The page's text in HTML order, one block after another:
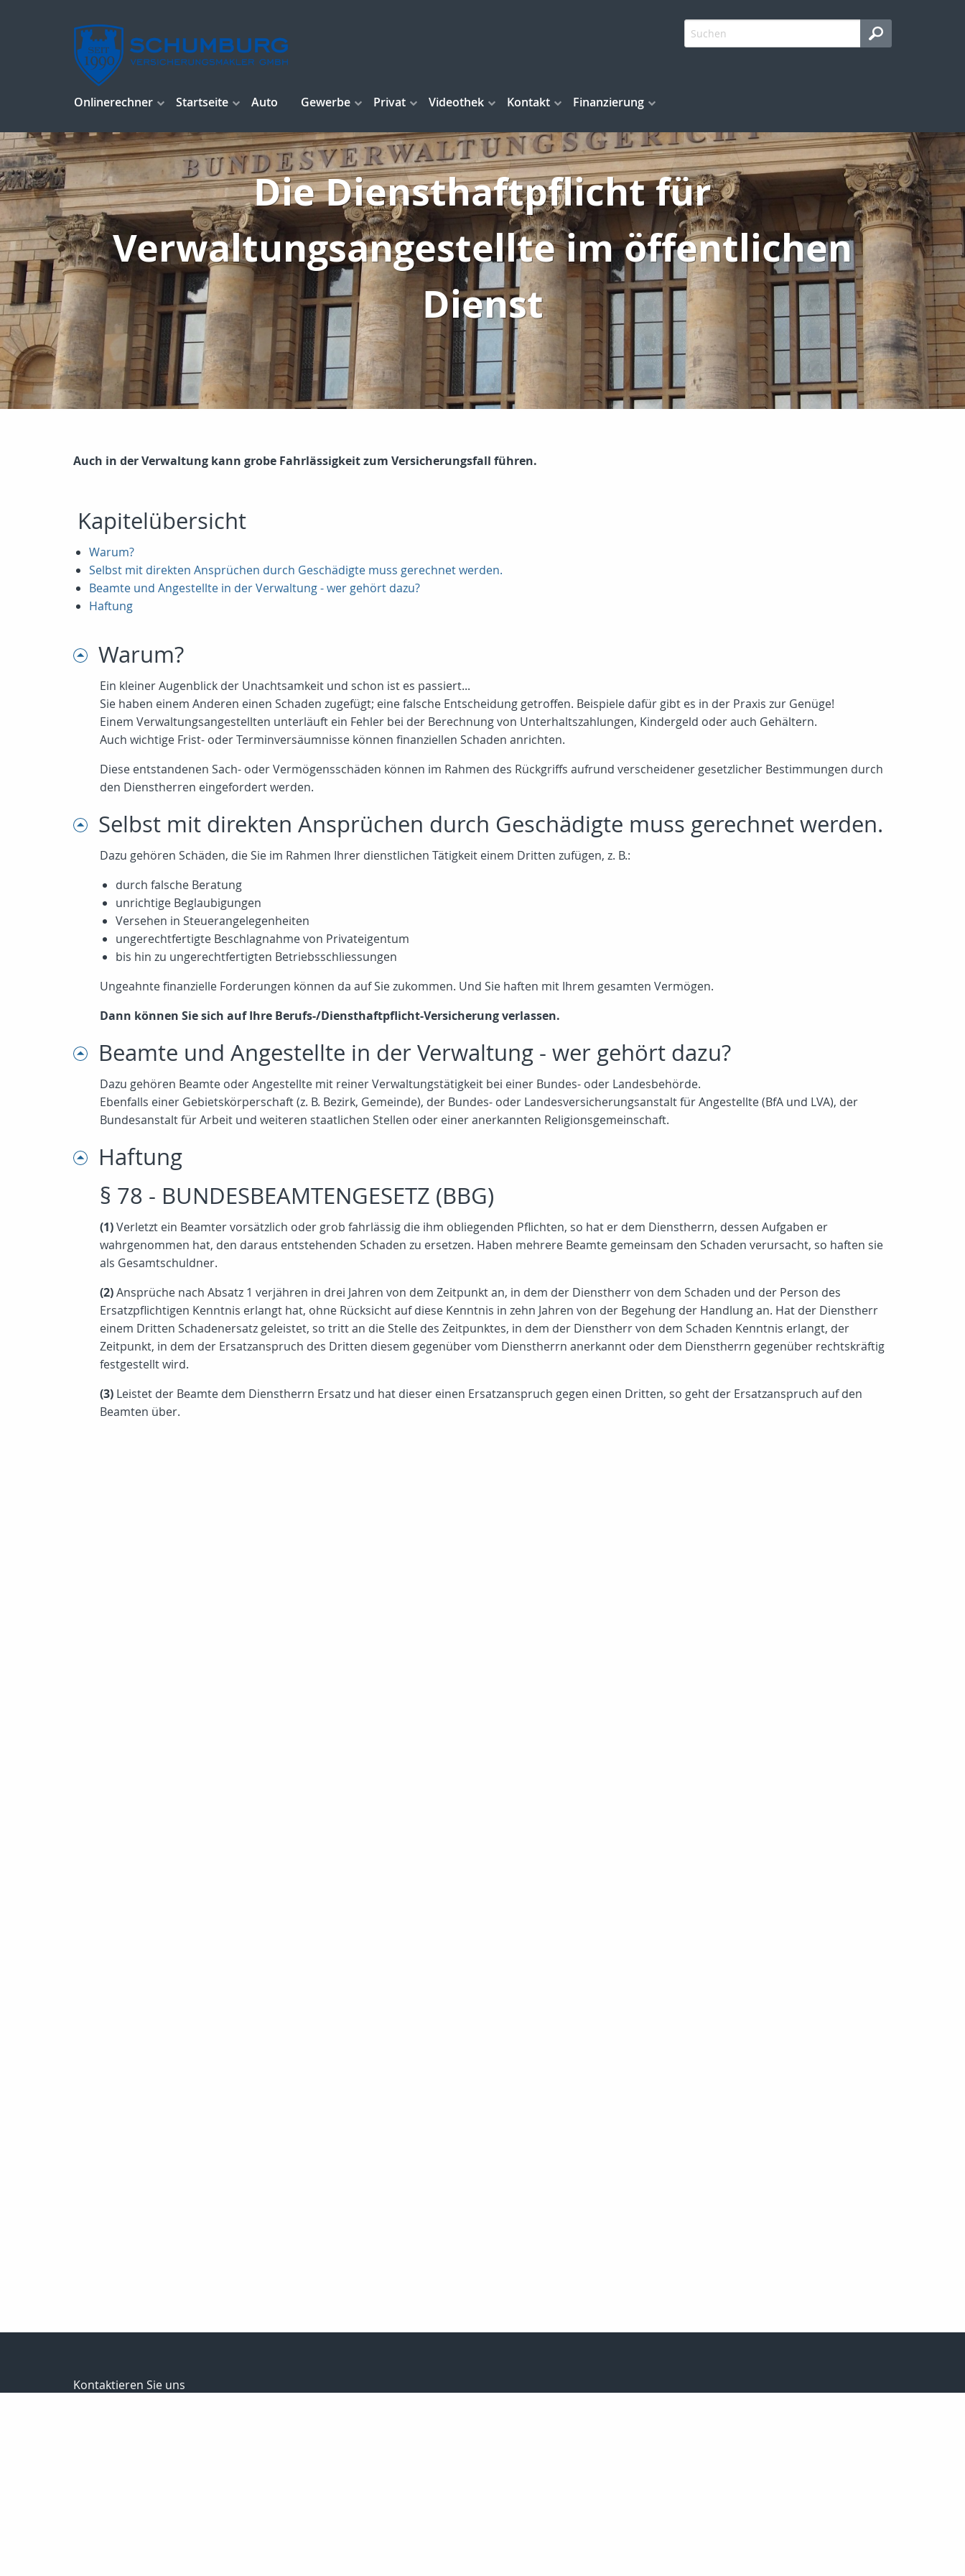
Onlinerechner Startseite Auto Gewerbe Privat Videothek Kontakt Finanzierung
Die Diensthaftpflicht für
Verwaltungsangestellte im öffentlichen
Dienst
Auch in der Verwaltung kann grobe Fahrlässigkeit zum Versicherungsfall führen.
Kapitelübersicht
Warum?
Selbst mit direkten Ansprüchen durch Geschädigte muss gerechnet werden.
Beamte und Angestellte in der Verwaltung - wer gehört dazu?
Haftung
Warum?
Ein kleiner Augenblick der Unachtsamkeit und schon ist es passiert...
Sie haben einem Anderen einen Schaden zugefügt; eine falsche Entscheidung getroffen. Beispiele dafür gibt es in der Praxis zur Genüge!
Einem Verwaltungsangestellten unterläuft ein Fehler bei der Berechnung von Unterhaltszahlungen, Kindergeld oder auch Gehältern.
Auch wichtige Frist- oder Terminversäumnisse können finanziellen Schaden anrichten.
Diese entstandenen Sach- oder Vermögensschäden können im Rahmen des Rückgriffs aufrund verscheidener gesetzlicher Bestimmungen durch
den Dienstherren eingefordert werden.
Selbst mit direkten Ansprüchen durch Geschädigte muss gerechnet werden.
Dazu gehören Schäden, die Sie im Rahmen Ihrer dienstlichen Tätigkeit einem Dritten zufügen, z. B.:
durch falsche Beratung
unrichtige Beglaubigungen
Versehen in Steuerangelegenheiten
ungerechtfertigte Beschlagnahme von Privateigentum
bis hin zu ungerechtfertigten Betriebsschliessungen
Ungeahnte finanzielle Forderungen können da auf Sie zukommen. Und Sie haften mit Ihrem gesamten Vermögen.
Dann können Sie sich auf Ihre Berufs-/Diensthaftpflicht-Versicherung verlassen.
Beamte und Angestellte in der Verwaltung - wer gehört dazu?
Dazu gehören Beamte oder Angestellte mit reiner Verwaltungstätigkeit bei einer Bundes- oder Landesbehörde.
Ebenfalls einer Gebietskörperschaft (z. B. Bezirk, Gemeinde), der Bundes- oder Landesversicherungsanstalt für Angestellte (BfA und LVA), der
Bundesanstalt für Arbeit und weiteren staatlichen Stellen oder einer anerkannten Religionsgemeinschaft.
Haftung
§ 78 - BUNDESBEAMTENGESETZ (BBG)
(1)Verletzt ein Beamter vorsätzlich oder grob fahrlässig die ihm obliegenden Pflichten, so hat er dem Dienstherrn, dessen Aufgaben er
wahrgenommen hat, den daraus entstehenden Schaden zu ersetzen. Haben mehrere Beamte gemeinsam den Schaden verursacht, so haften sie
als Gesamtschuldner.
(2)Ansprüche nach Absatz 1 verjähren in drei Jahren von dem Zeitpunkt an, in dem der Dienstherr von dem Schaden und der Person des
Ersatzpflichtigen Kenntnis erlangt hat, ohne Rücksicht auf diese Kenntnis in zehn Jahren von der Begehung der Handlung an. Hat der Dienstherr
einem Dritten Schadenersatz geleistet, so tritt an die Stelle des Zeitpunktes, in dem der Dienstherr von dem Schaden Kenntnis erlangt, der
Zeitpunkt, in dem der Ersatzanspruch des Dritten diesem gegenüber vom Dienstherrn anerkannt oder dem Dienstherrn gegenüber rechtskräftig
festgestellt wird.
(3) Leistet der Beamte dem Dienstherrn Ersatz und hat dieser einen Ersatzanspruch gegen einen Dritten, so geht der Ersatzanspruch auf den
Beamten über.
Kontaktieren Sie uns